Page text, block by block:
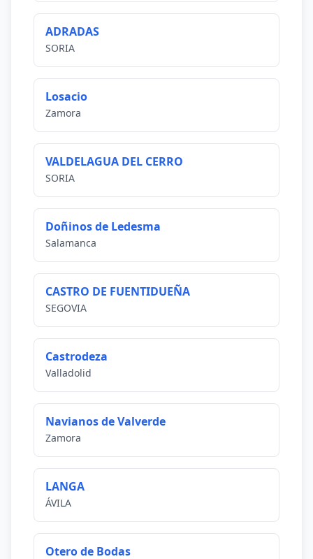
ADRADAS
SORIA
Losacio
Zamora
VALDELAGUA DEL CERRO
SORIA
Doñinos de Ledesma
Salamanca
CASTRO DE FUENTIDUEÑA
SEGOVIA
Castrodeza
Valladolid
Navianos de Valverde
Zamora
LANGA
ÁVILA
Otero de Bodas